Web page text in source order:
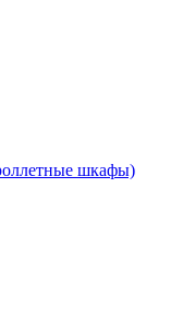
шкафы)